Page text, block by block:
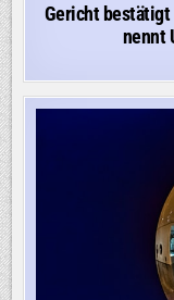
Gericht bestätigt
nennt